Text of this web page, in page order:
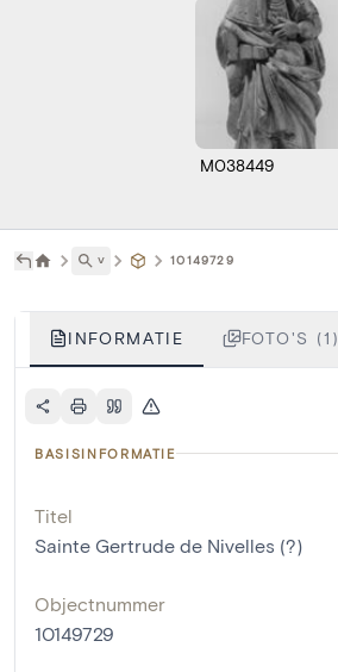
M038449
˅ 10149729
INFORMATIE FOTO'S (1)
BASISINFORMATIE
Titel
Sainte Gertrude de Nivelles (?)
Objectnummer
10149729